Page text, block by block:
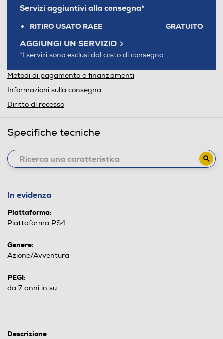
Servizi aggiuntivi alla consegna*
RITIRO USATO RAEE GRATUITO
AGGIUNGI UN SERVIZIO
*I servizi sono esclusi dal costo di consegna
Metodi di pagamento e finanziamenti
Informazioni sulla consegna
Diritto di recesso
Specifiche tecniche
In evidenza
Piattaforma:
Piattaforma PS4
Genere:
Azione/Avventura
PEGI:
da 7 anni in su
Descrizione